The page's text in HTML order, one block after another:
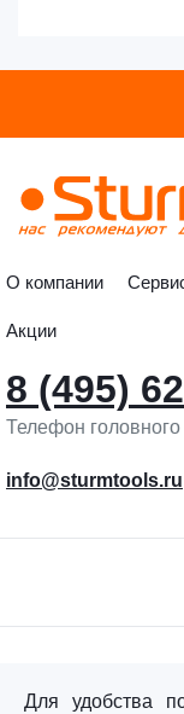
О компании
Акции
8 (495)
Телефон
info@sturmtools.ru
Все права
Для удобства